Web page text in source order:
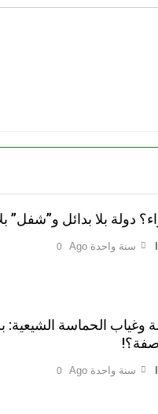
دولة بلا بدائل و”شفل”
سنة واحدة Ago 0
وغياب الحماسة الشيعية:
سنة واحدة Ago 0